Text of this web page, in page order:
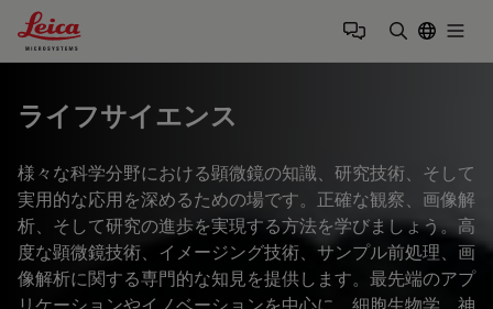
Leica Microsystems Logo
ライフサイエンス
様々な科学分野における顕微鏡の知識、研究技術、そして
実用的な応用を深めるための場です。正確な観察、画像解
析、そして研究の進歩を実現する方法を学びましょう。高
度な顕微鏡技術、イメージング技術、サンプル前処理、画
像解析に関する専門的な知見を提供します。最先端のアプ
リケーションやイノベーションを中心に、細胞生物学、神